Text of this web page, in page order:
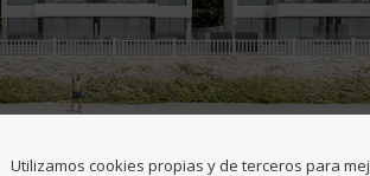
Utilizamos cookies propias y de terceros para